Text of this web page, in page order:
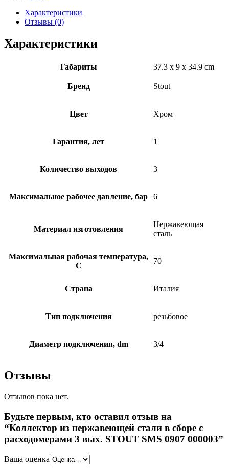
Характеристики
Отзывы (0)
Характеристики
Габариты 37.3 x 9 x 34.9 cm
Бренд Stout
Цвет Хром
Гарантия, лет 1
Количество выходов 3
Максимальное рабочее давление, бар 6
Материал изготовления
Нержавеющая
сталь
Максимальная рабочая температура,
C
70
Страна Италия
Тип подключения резьбовое
Диаметр подключения, dm 3/4
Отзывы
Отзывов пока нет.
Будьте первым, кто оставил отзыв на
“Коллектор из нержавеющей стали в сборе с
расходомерами 3 вых. STOUT SMS 0907 000003”
Ваша оценка